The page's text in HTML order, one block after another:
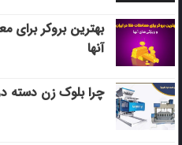
بهترین بروکر برای
آنها
چرا بلوک زن دسته